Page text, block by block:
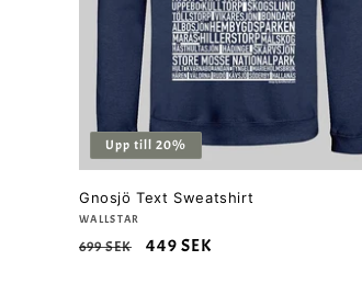
Upp till 20%
Gnosjö Text Sweatshirt
Säljare:
WALLSTAR
Ordinarie
699 SEK Försäljningspris
449 SEK